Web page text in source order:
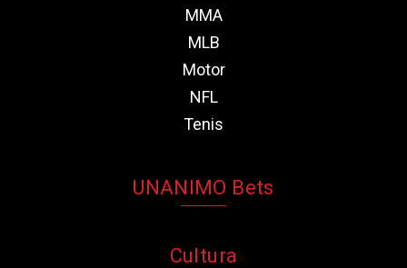
MMA
MLB
Motor
NFL
Tenis
UNANIMO Bets
Cultura